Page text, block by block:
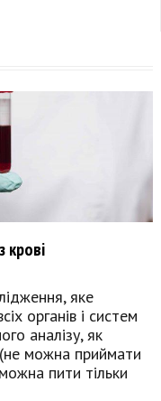
крові
яке
органів і систем
аналізу, як
можна приймати
пити тільки